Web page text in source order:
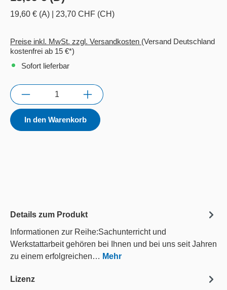
19,60 € (A) 23,70 CHF (CH)
Preise inkl. MwSt. zzgl. Versandkosten (Versand Deutschland
kostenfrei ab 15 €*)
Sofort lieferbar
Anzahl
In den Warenkorb
Details zum Produkt
Informationen zur Reihe:Sachunterricht und
Werkstattarbeit gehören bei Ihnen und bei uns seit Jahren
zu einem erfolgreichen… Mehr
Lizenz